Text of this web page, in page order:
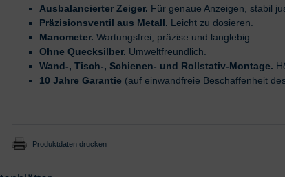
Ausbalancierter Zeiger. Für genaue Anzeigen, stabil
Präzisionsventil aus Metall. Leicht zu dosieren.
Manometer. Wartungsfrei, präzise und langlebig.
Ohne Quecksilber. Umweltfreundlich.
Wand-, Tisch-, Schienen- und Rollstativ-Montage.
10 Jahre Garantie (auf einwandfreie Beschaffenheit
Produktdaten drucken